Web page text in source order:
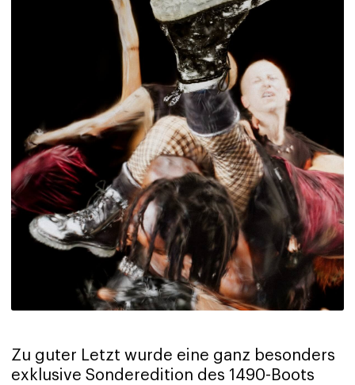
Zu guter Letzt wurde eine ganz besonders
exklusive Sonderedition des 1490-Boots